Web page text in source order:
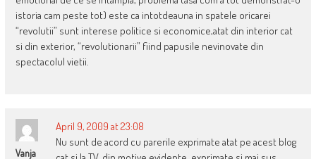
istoria cam peste tot) este ca intotdeauna in spatele oricarei
“revolutii” sunt interese politice si economice,atat din interior cat
si din exterior, “revolutionarii” fiind papusile nevinovate din
spectacolul vietii.
Vanja
April 9, 2009 at 23:08
Nu sunt de acord cu parerile exprimate atat pe acest blog